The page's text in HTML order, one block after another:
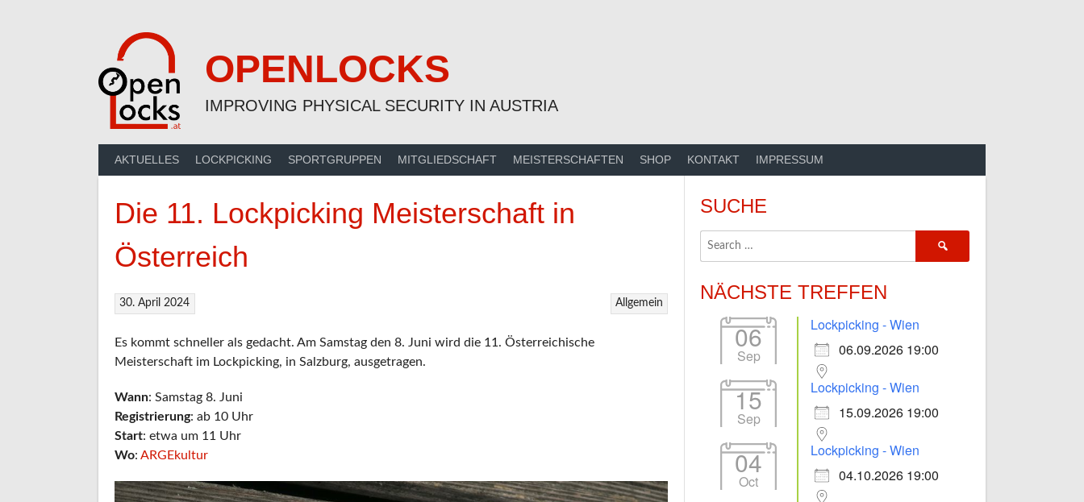
OPENLOCKS
IMPROVING PHYSICAL SECURITY IN AUSTRIA
AKTUELLES LOCKPICKING SPORTGRUPPEN MITGLIEDSCHAFT MEISTERSCHAFTEN SHOP KONTAKT IMPRESSUM
Die 11. Lockpicking Meisterschaft in
Österreich
Allgemein
30. April 2024
Es kommt schneller als gedacht. Am Samstag den 8. Juni wird die 11. Österreichische
Meisterschaft im Lockpicking, in Salzburg, ausgetragen.
Wann: Samstag 8. Juni
Registrierung: ab 10 Uhr
Start: etwa um 11 Uhr
Wo: ARGEkultur
SUCHE
NÄCHSTE TREFFEN
06
Sep
Lockpicking - Wien
06.09.2026 19:00
15
Sep
Lockpicking - Wien
15.09.2026 19:00
04
Oct
Lockpicking - Wien
04.10.2026 19:00